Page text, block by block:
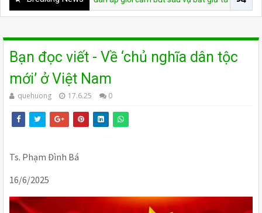
Bạn đọc viết - Về ‘chủ nghĩa dân tộc
mới’ ở Việt Nam
quehuong 17.6.25 0
Ts. Phạm Đình Bá
16/6/2025